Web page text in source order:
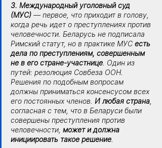
3. Международный уголовный суд
(МУС) — первое, что приходит в голову,
когда речь идет о преступлениях против
человечности. Беларусь не подписала
Римский статут, но в практике МУС есть
дела по преступлениям, совершенным
не в его стране-участнице . Один из
путей: резолюция Совбеза ООН.
Решения по подобным вопросам
должны приниматься консенсусом всех
его постоянных членов. И любая страна
согласная с тем, что в Беларуси были
совершены преступления против
человечности, может и должна
инициировать такое решение